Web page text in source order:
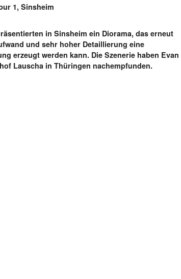
in Sinsheim ein Diorama, das erneut
und sehr hoher Detaillierung eine
erzeugt werden kann. Die Szenerie haben Evan
Lauscha in Thüringen nachempfunden.